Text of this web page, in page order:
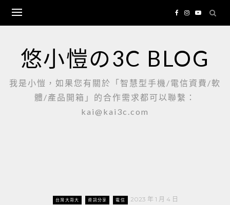
content
悠小愷の3C BLOG
我是小愷，如果您有關於「智慧型手機/電信資費/軟
體/產品開箱」的合作需求都可以聯繫：
kai@kai3c.com
台灣大哥大 資訊分享 電信 2023 年 1 月 4 日